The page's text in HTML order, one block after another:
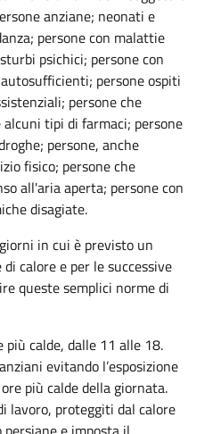
anziane; neonati e
persone con malattie
psichici; persone con
persone ospiti
persone che
tipi di farmaci; persone
persone, anche
fisico; persone che
all'aria aperta; persone con
disagiate.
in cui è previsto un
calore e per le successive
queste semplici norme di
più calde, dalle 11 alle 18.
evitando l’esposizione
più calde della giornata.
lavoro, proteggiti dal calore